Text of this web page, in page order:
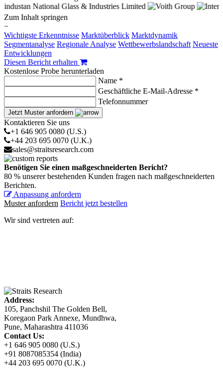
Zum Inhalt springen
−
Wichtigste Erkenntnisse Marktüberblick Marktdynamik
Segmentanalyse Regionale Analyse Wettbewerbslandschaft Neueste
Entwicklungen
Diesen Bericht erhalten
Kostenlose Probe herunterladen
Name *
Geschäftliche E-Mail-Adresse *
Telefonnummer
Jetzt Muster anfordern
Kontaktieren Sie uns
+1 646 905 0080 (U.S.)
+44 203 695 0070 (U.K.)
sales@straitsresearch.com
Benötigen Sie einen maßgeschneiderten Bericht?
80 % unserer bestehenden Kunden fragen nach maßgeschneiderten
Berichten.
Anpassung anfordern
Muster anfordern Bericht jetzt bestellen
Wir sind vertreten auf:
Address:
105, Panchshil The Golden Bell,
Koregaon Park Annexe, Mundhwa,
Pune, Maharashtra 411036
Contact Us:
+1 646 905 0080 (U.S.)
+91 8087085354 (India)
+44 203 695 0070 (U.K.)